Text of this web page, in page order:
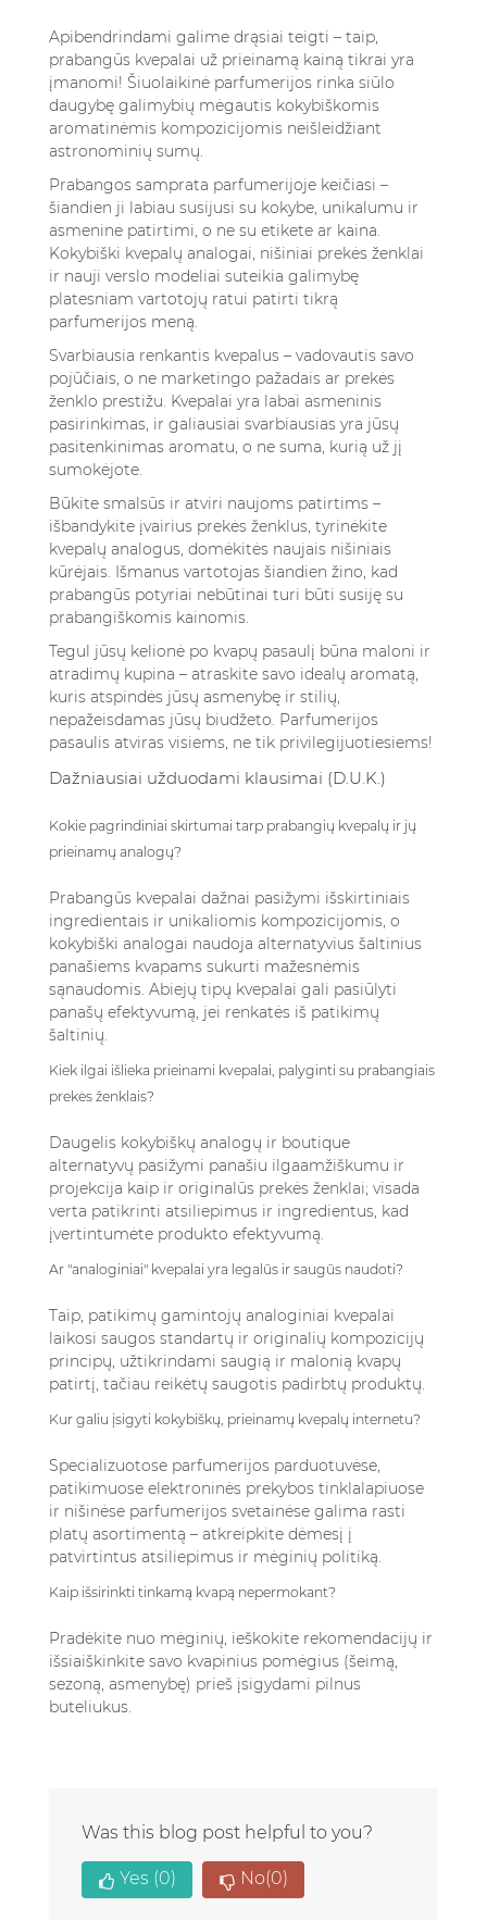
Apibendrindami galime drąsiai teigti – taip,
prabangūs kvepalai už prieinamą kainą tikrai yra
įmanomi! Šiuolaikinė parfumerijos rinka siūlo
daugybę galimybių mėgautis kokybiškomis
aromatinėmis kompozicijomis neišleidžiant
astronominių sumų.
Prabangos samprata parfumerijoje keičiasi –
šiandien ji labiau susijusi su kokybe, unikalumu ir
asmenine patirtimi, o ne su etikete ar kaina.
Kokybiški kvepalų analogai, nišiniai prekės ženklai
ir nauji verslo modeliai suteikia galimybę
platesniam vartotojų ratui patirti tikrą
parfumerijos meną.
Svarbiausia renkantis kvepalus – vadovautis savo
pojūčiais, o ne marketingo pažadais ar prekės
ženklo prestižu. Kvepalai yra labai asmeninis
pasirinkimas, ir galiausiai svarbiausias yra jūsų
pasitenkinimas aromatu, o ne suma, kurią už jį
sumokėjote.
Būkite smalsūs ir atviri naujoms patirtims –
išbandykite įvairius prekės ženklus, tyrinėkite
kvepalų analogus, domėkitės naujais nišiniais
kūrėjais. Išmanus vartotojas šiandien žino, kad
prabangūs potyriai nebūtinai turi būti susiję su
prabangiškomis kainomis.
Tegul jūsų kelionė po kvapų pasaulį būna maloni ir
atradimų kupina – atraskite savo idealų aromatą,
kuris atspindės jūsų asmenybę ir stilių,
nepažeisdamas jūsų biudžeto. Parfumerijos
pasaulis atviras visiems, ne tik privilegijuotiesiems!
Dažniausiai užduodami klausimai (D.U.K.)
Kokie pagrindiniai skirtumai tarp prabangių kvepalų ir jų
prieinamų analogų?
Prabangūs kvepalai dažnai pasižymi išskirtiniais
ingredientais ir unikaliomis kompozicijomis, o
kokybiški analogai naudoja alternatyvius šaltinius
panašiems kvapams sukurti mažesnėmis
sąnaudomis. Abiejų tipų kvepalai gali pasiūlyti
panašų efektyvumą, jei renkatės iš patikimų
šaltinių.
Kiek ilgai išlieka prieinami kvepalai, palyginti su prabangiais
prekės ženklais?
Daugelis kokybiškų analogų ir boutique
alternatyvų pasižymi panašiu ilgaamžiškumu ir
projekcija kaip ir originalūs prekės ženklai; visada
verta patikrinti atsiliepimus ir ingredientus, kad
įvertintumėte produkto efektyvumą.
Ar "analoginiai" kvepalai yra legalūs ir saugūs naudoti?
Taip, patikimų gamintojų analoginiai kvepalai
laikosi saugos standartų ir originalių kompozicijų
principų, užtikrindami saugią ir malonią kvapų
patirtį, tačiau reikėtų saugotis padirbtų produktų.
Kur galiu įsigyti kokybiškų, prieinamų kvepalų internetu?
Specializuotose parfumerijos parduotuvėse,
patikimuose elektroninės prekybos tinklalapiuose
ir nišinėse parfumerijos svetainėse galima rasti
platų asortimentą – atkreipkite dėmesį į
patvirtintus atsiliepimus ir mėginių politiką.
Kaip išsirinkti tinkamą kvapą nepermokant?
Pradėkite nuo mėginių, ieškokite rekomendacijų ir
išsiaiškinkite savo kvapinius pomėgius (šeimą,
sezoną, asmenybę) prieš įsigydami pilnus
buteliukus.
Was this blog post helpful to you?
Yes (0) No(0)